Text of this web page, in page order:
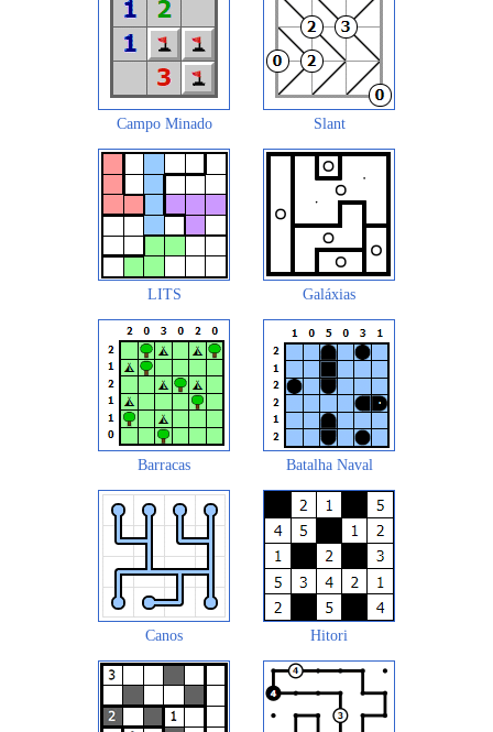
Campo Minado Slant
LITS Galáxias
Barracas Batalha Naval
Canos Hitori